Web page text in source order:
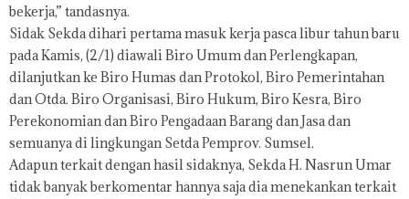
bekerja,” tandasnya.
Sidak Sekda dihari pertama masuk kerja pasca libur tahun baru
pada Kamis, (2/1) diawali Biro Umum dan Perlengkapan,
dilanjutkan ke Biro Humas dan Protokol, Biro Pemerintahan
dan Otda. Biro Organisasi, Biro Hukum, Biro Kesra, Biro
Perekonomian dan Biro Pengadaan Barang dan Jasa dan
semuanya di lingkungan Setda Pemprov. Sumsel.
Adapun terkait dengan hasil sidaknya, Sekda H. Nasrun Umar
tidak banyak berkomentar hannya saja dia menekankan terkait